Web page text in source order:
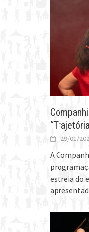
29/01/
A
estreia do